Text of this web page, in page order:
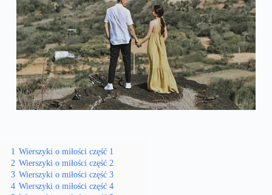
1 Wierszyki o miłości część 1
2 Wierszyki o miłości część 2
3 Wierszyki o miłości część 3
4 Wierszyki o miłości część 4